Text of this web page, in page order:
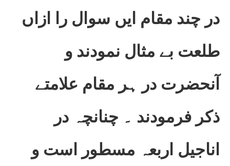
در چند مقام ایں سوال را ازاں
طلعت بے مثال نمودند و
آنحضرت در ہر مقام علامتے
ذکر فرمودند ۔ چنانچہ در
اناجیل اربعہ مسطور است و